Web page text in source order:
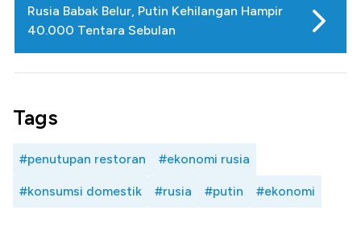
Rusia Babak Belur, Putin Kehilangan Hampir
40.000 Tentara Sebulan
Tags
#penutupan restoran #ekonomi rusia
#konsumsi domestik #rusia #putin #ekonomi